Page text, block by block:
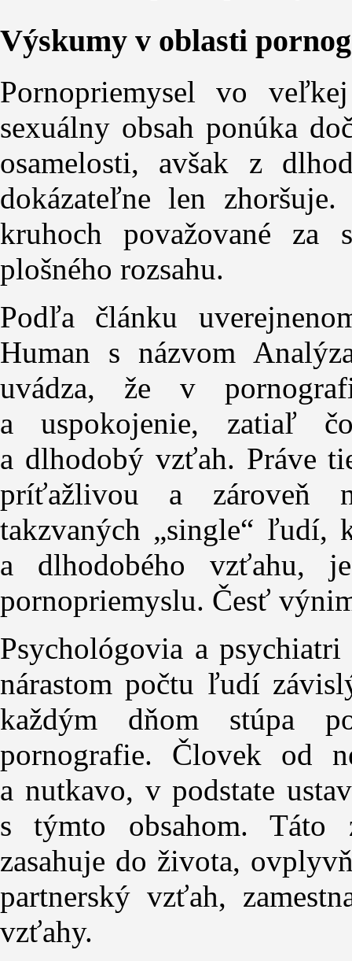
Výskumy v oblasti
Pornopriemysel vo
sexuálny obsah ponúka
osamelosti, avšak z
dokázateľne len
kruhoch považované za
plošného rozsahu.
Podľa článku
Human s názvom
uvádza, že v
a uspokojenie, zatiaľ
a dlhodobý vzťah. Práve
príťažlivou a zároveň
takzvaných „single“ ľudí,
a dlhodobého vzťahu,
pornopriemyslu. Česť
Psychológovia a
nárastom počtu ľudí
každým dňom stúpa
pornografie. Človek od
a nutkavo, v podstate
s týmto obsahom. Táto
zasahuje do života,
partnerský vzťah,
vzťahy.